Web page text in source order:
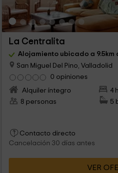
La Centralita
Alojamiento ubicado a 9.5km
San Miguel Del Pino, Valladolid
0 opiniones
Alquiler íntegro
4
8 personas
5
Contacto directo
Cancelación 30 días antes
VER